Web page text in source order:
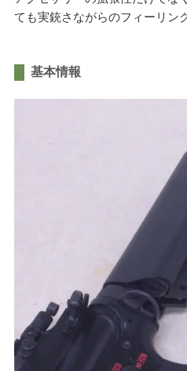
ても実銃さながらのフィーリン
基本情報